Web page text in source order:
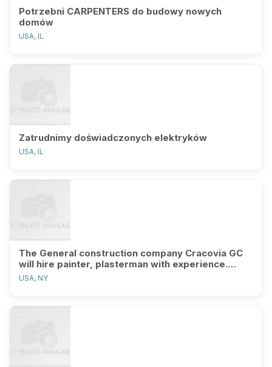
Potrzebni CARPENTERS do budowy nowych
domów
USA, IL
Zatrudnimy doświadczonych elektryków
USA, IL
The General construction company Cracovia GC
will hire painter, plasterman with experience.
Please call from Monday to F
USA, NY